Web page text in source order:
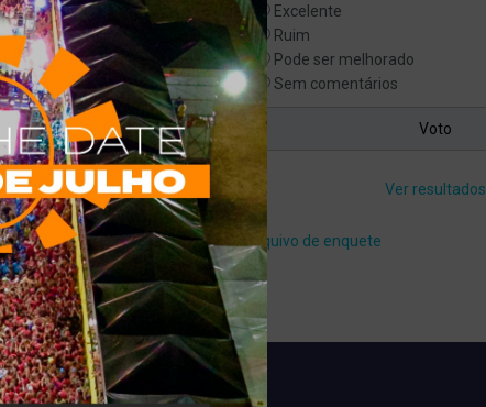
Excelente
Ruim
Pode ser melhorado
Sem comentários
Ver resultados
Arquivo de enquete